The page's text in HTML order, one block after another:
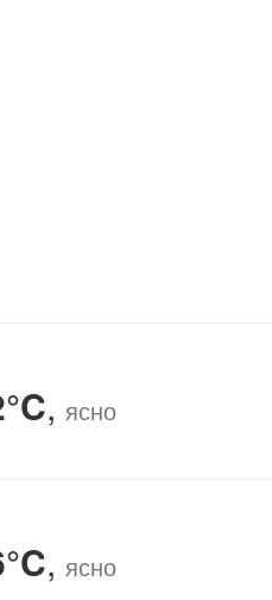
, ясно
, ясно